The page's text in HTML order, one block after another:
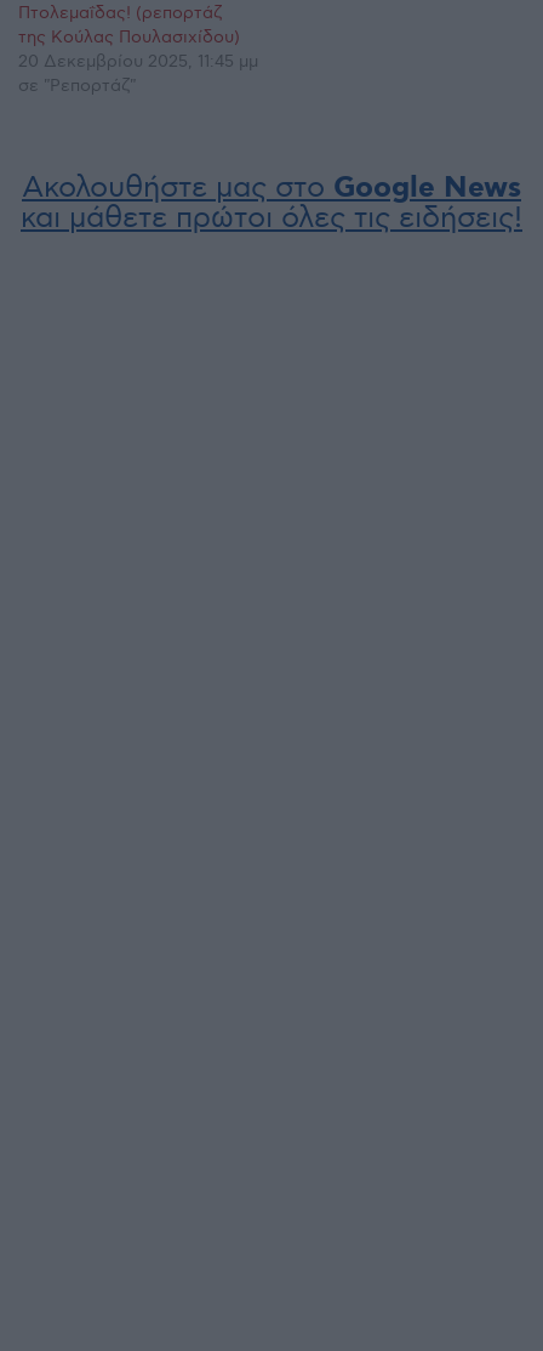
Πτολεμαΐδας! (ρεπορτάζ
της Κούλας Πουλασιχίδου)
20 Δεκεμβρίου 2025, 11:45 μμ
σε "Ρεπορτάζ"
Ακολουθήστε μας στο Google News
και μάθετε πρώτοι όλες τις ειδήσεις!